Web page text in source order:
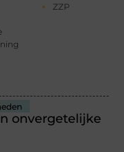
ZZP
onvergetelijke